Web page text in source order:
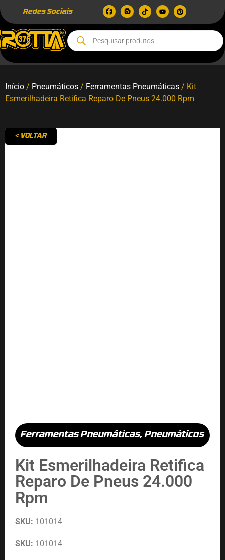
Redes Sociais
Início / Pneumáticos / Ferramentas Pneumáticas / Kit
Esmerilhadeira Retifica Reparo De Pneus 24.000 Rpm
< VOLTAR
Ferramentas Pneumáticas,Pneumáticos
Kit Esmerilhadeira Retifica
Reparo De Pneus 24.000
Rpm
SKU: 101014
SKU: 101014